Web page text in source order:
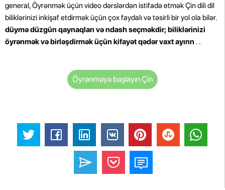
general, Öyrənmək üçün video dərslərdən istifadə etmək Çin dili dil
biliklərinizi inkişaf etdirmək üçün çox faydalı və təsirli bir yol ola bilər.
düymə düzgün qaynaqları və ndash seçməkdir; biliklərinizi
öyrənmək və birləşdirmək üçün kifayət qədər vaxt ayırın . .
Öyrənməyə başlayın Çin